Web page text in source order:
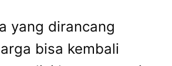
yang dirancang
bisa kembali